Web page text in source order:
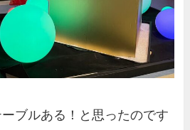
ブルある！と思ったのです